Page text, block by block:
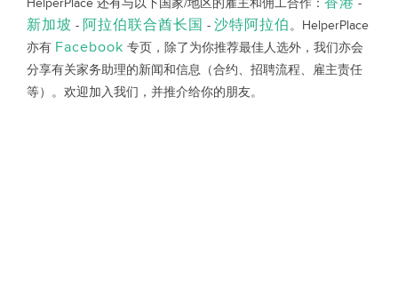
HelperPlace 还有与以下国家/地区的雇主和佣工合作： -
新加坡 - 阿拉伯联合酋长国 - 沙特阿拉伯。HelperPlace
亦有 Facebook 专页，除了为你推荐最佳人选外，我们亦会
分享有关家务助理的新闻和信息（合约、招聘流程、雇主责任
等）。欢迎加入我们，并推介给你的朋友。